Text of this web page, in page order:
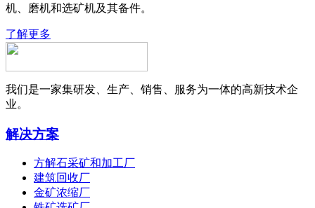
机、磨机和选矿机及其备件。
了解更多
我们是一家集研发、生产、销售、服务为一体的高新技术企
业。
解决方案
方解石采矿和加工厂
建筑回收厂
金矿浓缩厂